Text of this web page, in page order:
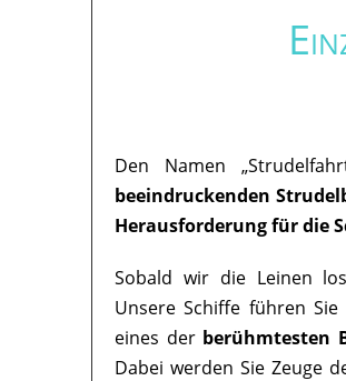
Den Namen
beeindruckenden
Herausforderung für die
Sobald wir die Leinen
Unsere Schiffe führen
eines der berühmtesten
Dabei werden Sie Zeuge